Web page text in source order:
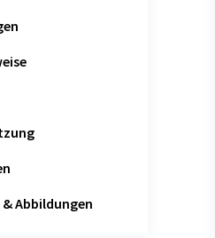
Abbildungen